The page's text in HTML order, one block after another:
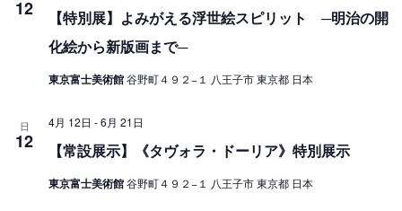
12
【特別展】よみがえる浮世絵スピリット ─明治の開
化絵から新版画まで─
東京富士美術館谷野町４９２−１ 八王子市 東京都 日本
日
12 【常設展示】《タヴォラ・ドーリア》特別展示
4月 12日 -6月 21日
東京富士美術館谷野町４９２−１ 八王子市 東京都 日本